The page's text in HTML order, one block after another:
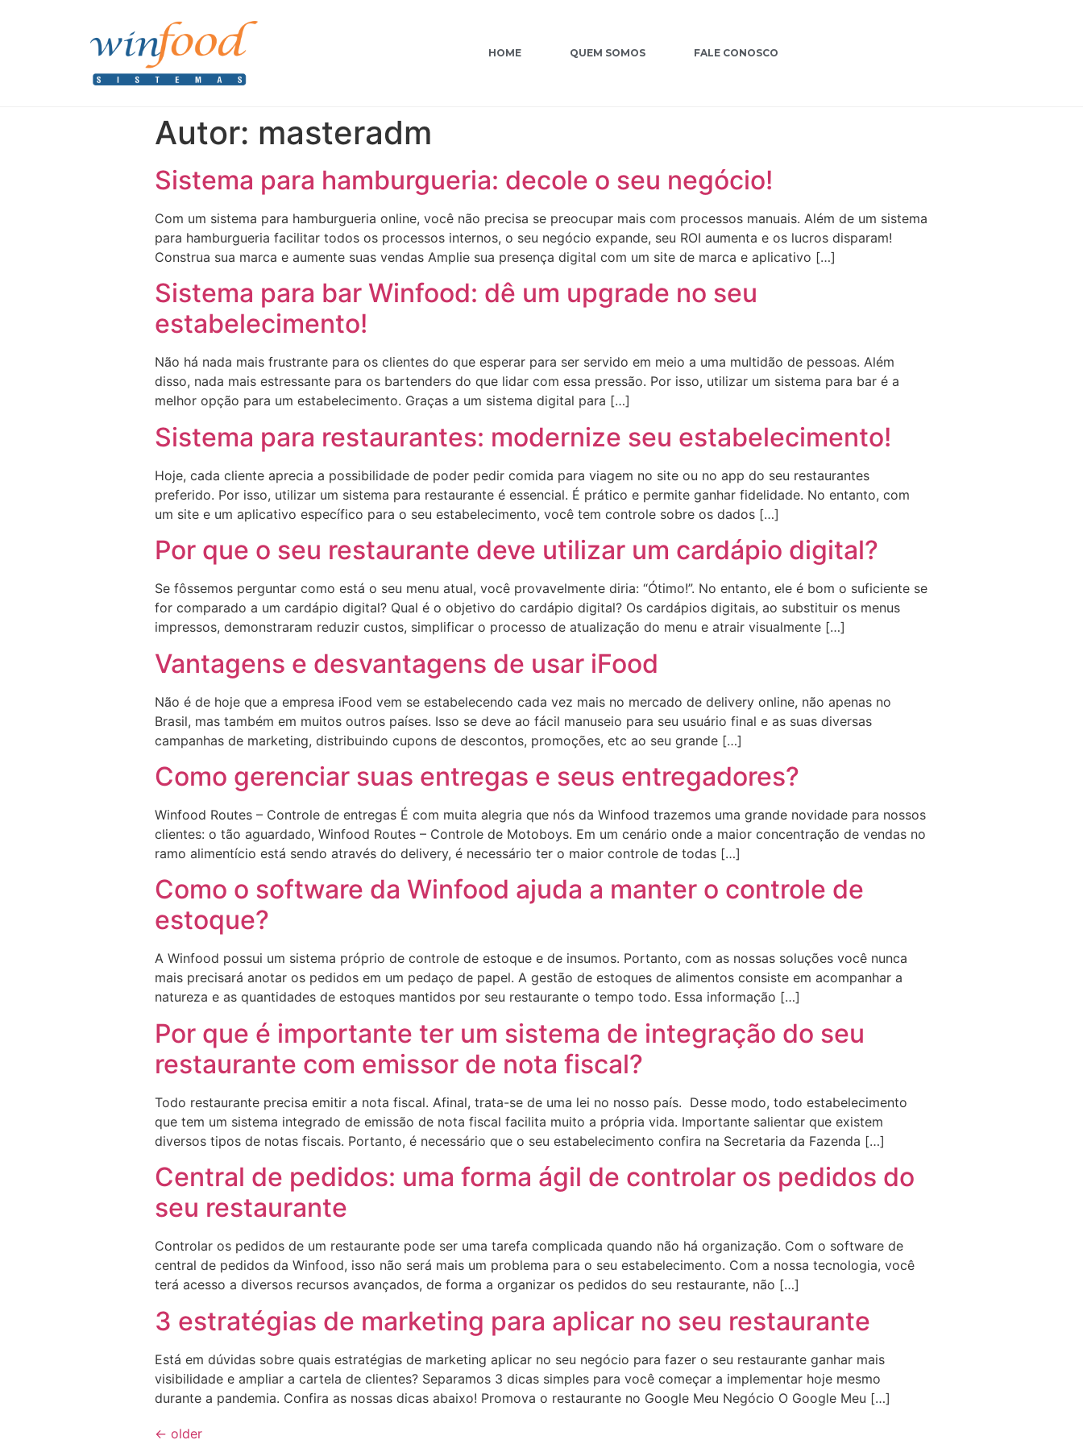
HOME QUEM SOMOS FALE CONOSCO
Autor: masteradm
Sistema para hamburgueria: decole o seu negócio!
Com um sistema para hamburgueria online, você não precisa se preocupar mais com processos manuais. Além de um sistema
para hamburgueria facilitar todos os processos internos, o seu negócio expande, seu ROI aumenta e os lucros disparam!
Construa sua marca e aumente suas vendas Amplie sua presença digital com um site de marca e aplicativo […]
Sistema para bar Winfood: dê um upgrade no seu
estabelecimento!
Não há nada mais frustrante para os clientes do que esperar para ser servido em meio a uma multidão de pessoas. Além
disso, nada mais estressante para os bartenders do que lidar com essa pressão. Por isso, utilizar um sistema para bar é a
melhor opção para um estabelecimento. Graças a um sistema digital para […]
Sistema para restaurantes: modernize seu estabelecimento!
Hoje, cada cliente aprecia a possibilidade de poder pedir comida para viagem no site ou no app do seu restaurantes
preferido. Por isso, utilizar um sistema para restaurante é essencial. É prático e permite ganhar fidelidade. No entanto, com
um site e um aplicativo específico para o seu estabelecimento, você tem controle sobre os dados […]
Por que o seu restaurante deve utilizar um cardápio digital?
Se fôssemos perguntar como está o seu menu atual, você provavelmente diria: “Ótimo!”. No entanto, ele é bom o suficiente se
for comparado a um cardápio digital? Qual é o objetivo do cardápio digital? Os cardápios digitais, ao substituir os menus
impressos, demonstraram reduzir custos, simplificar o processo de atualização do menu e atrair visualmente […]
Vantagens e desvantagens de usar iFood
Não é de hoje que a empresa iFood vem se estabelecendo cada vez mais no mercado de delivery online, não apenas no
Brasil, mas também em muitos outros países. Isso se deve ao fácil manuseio para seu usuário final e as suas diversas
campanhas de marketing, distribuindo cupons de descontos, promoções, etc ao seu grande […]
Como gerenciar suas entregas e seus entregadores?
Winfood Routes – Controle de entregas É com muita alegria que nós da Winfood trazemos uma grande novidade para nossos
clientes: o tão aguardado, Winfood Routes – Controle de Motoboys. Em um cenário onde a maior concentração de vendas no
ramo alimentício está sendo através do delivery, é necessário ter o maior controle de todas […]
Como o software da Winfood ajuda a manter o controle de
estoque?
A Winfood possui um sistema próprio de controle de estoque e de insumos. Portanto, com as nossas soluções você nunca
mais precisará anotar os pedidos em um pedaço de papel. A gestão de estoques de alimentos consiste em acompanhar a
natureza e as quantidades de estoques mantidos por seu restaurante o tempo todo. Essa informação […]
Por que é importante ter um sistema de integração do seu
restaurante com emissor de nota fiscal?
Todo restaurante precisa emitir a nota fiscal. Afinal, trata-se de uma lei no nosso país. Desse modo, todo estabelecimento
que tem um sistema integrado de emissão de nota fiscal facilita muito a própria vida. Importante salientar que existem
diversos tipos de notas fiscais. Portanto, é necessário que o seu estabelecimento confira na Secretaria da Fazenda […]
Central de pedidos: uma forma ágil de controlar os pedidos do
seu restaurante
Controlar os pedidos de um restaurante pode ser uma tarefa complicada quando não há organização. Com o software de
central de pedidos da Winfood, isso não será mais um problema para o seu estabelecimento. Com a nossa tecnologia, você
terá acesso a diversos recursos avançados, de forma a organizar os pedidos do seu restaurante, não […]
3 estratégias de marketing para aplicar no seu restaurante
Está em dúvidas sobre quais estratégias de marketing aplicar no seu negócio para fazer o seu restaurante ganhar mais
visibilidade e ampliar a cartela de clientes? Separamos 3 dicas simples para você começar a implementar hoje mesmo
durante a pandemia. Confira as nossas dicas abaixo! Promova o restaurante no Google Meu Negócio O Google Meu […]
← older